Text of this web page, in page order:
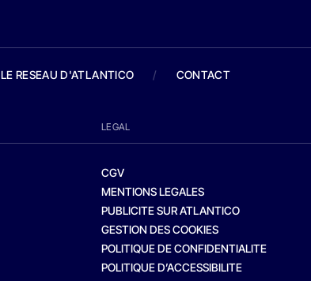
LE RESEAU D'ATLANTICO / CONTACT
LEGAL
CGV
MENTIONS LEGALES
PUBLICITE SUR ATLANTICO
GESTION DES COOKIES
POLITIQUE DE CONFIDENTIALITE
POLITIQUE D’ACCESSIBILITE